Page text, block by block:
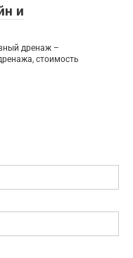
и
дренаж –
стоимость